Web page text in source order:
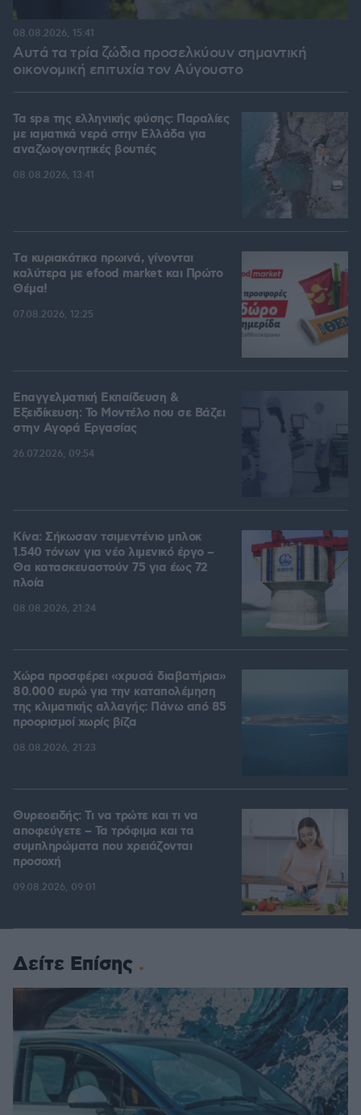
Αυτά τα τρία ζώδια προσελκύουν σημαντική
οικονομική επιτυχία τον Αύγουστο
08.08.2026, 15:41
Τα spa της ελληνικής φύσης: Παραλίες
με ιαματικά νερά στην Ελλάδα για
αναζωογονητικές βουτιές
08.08.2026, 13:41
Tα κυριακάτικα πρωινά, γίνονται
καλύτερα με efood market και Πρώτο
Θέμα!
07.08.2026, 12:25
Επαγγελματική Εκπαίδευση &
Εξειδίκευση: Το Mοντέλο που σε Bάζει
στην Aγορά Eργασίας
26.07.2026, 09:54
Κίνα: Σήκωσαν τσιμεντένιο μπλοκ
1.540 τόνων για νέο λιμενικό έργο –
Θα κατασκευαστούν 75 για έως 72
πλοία
08.08.2026, 21:24
Χώρα προσφέρει «χρυσά διαβατήρια»
80.000 ευρώ για την καταπολέμηση
της κλιματικής αλλαγής: Πάνω από 85
προορισμοί χωρίς βίζα
08.08.2026, 21:23
Θυρεοειδής: Τι να τρώτε και τι να
αποφεύγετε – Τα τρόφιμα και τα
συμπληρώματα που χρειάζονται
προσοχή
09.08.2026, 09:01
Δείτε Επίσης